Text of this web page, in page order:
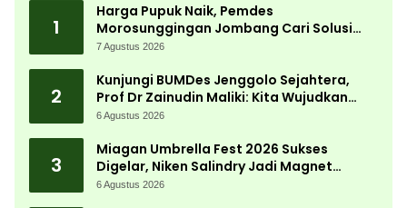
1
Harga Pupuk Naik, Pemdes
Morosunggingan Jombang Cari Solusi
Lewat Kajian Akademik
7 Agustus 2026
2
Kunjungi BUMDes Jenggolo Sejahtera,
Prof Dr Zainudin Maliki: Kita Wujudkan
Kemandirian Ekonomi dengan Potensi
6 Agustus 2026
3
Miagan Umbrella Fest 2026 Sukses
Digelar, Niken Salindry Jadi Magnet
Ribuan Pengunjung
6 Agustus 2026